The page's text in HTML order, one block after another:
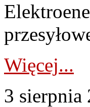
Więcej...
3 sierpnia